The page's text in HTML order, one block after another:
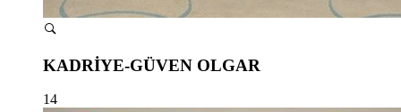
KADRİYE-GÜVEN OLGAR
14